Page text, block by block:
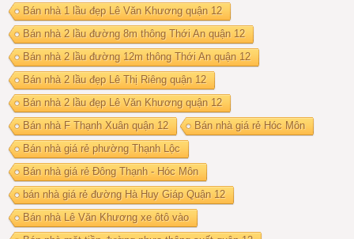
Bán nhà 1 lầu đẹp Lê Văn Khương quận 12
Bán nhà 2 lầu đường 8m thông Thới An quận 12
Bán nhà 2 lầu đường 12m thông Thới An quận 12
Bán nhà 2 lầu đẹp Lê Thị Riêng quận 12
Bán nhà 2 lầu đẹp Lê Văn Khương quận 12
Bán nhà F Thạnh Xuân quận 12
Bán nhà giá rẻ Hóc Môn
Bán nhà giá rẻ phường Thạnh Lộc
Bán nhà giá rẻ Đông Thạnh - Hóc Môn
bán nhà giá rẻ đường Hà Huy Giáp Quận 12
Bán nhà Lê Văn Khương xe ôtô vào